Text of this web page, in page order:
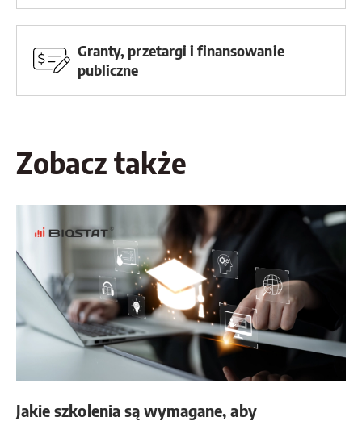
Zobacz także
Jakie szkolenia są wymagane, aby
Granty, przetargi i finansowanie
publiczne